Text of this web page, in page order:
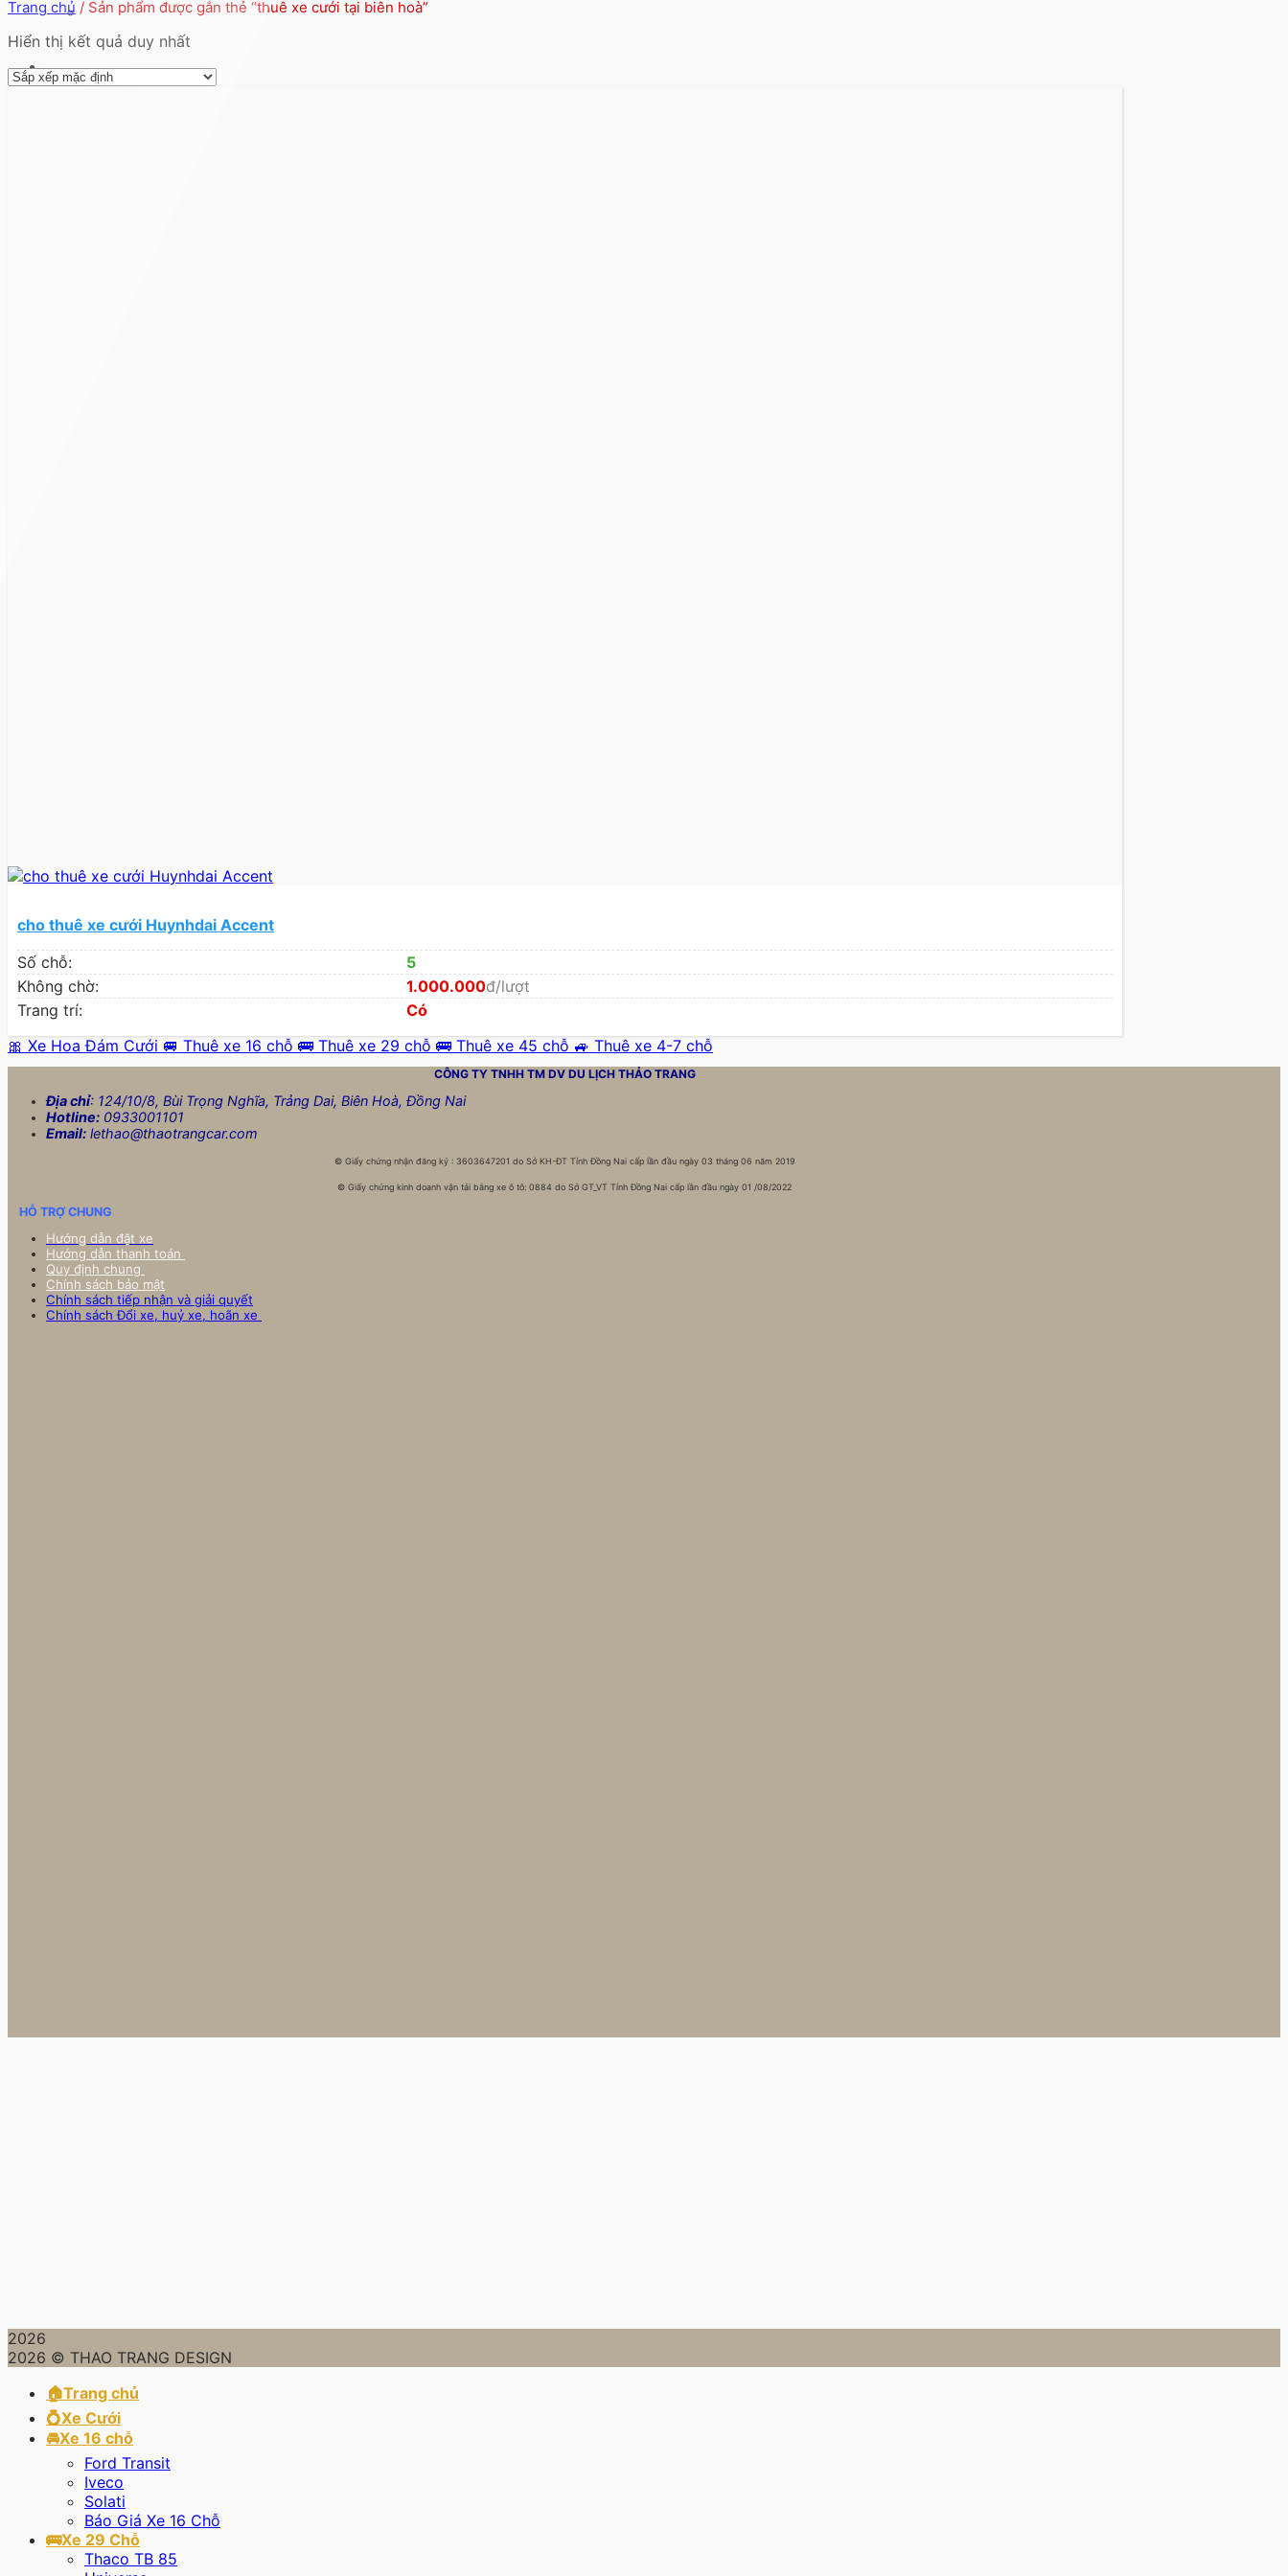
Trang chủ / Sản phẩm được gắn thẻ “thuê xe cưới tại biên hoà”
Hiển thị kết quả duy nhất
cho thuê xe cưới Huynhdai Accent
Số chỗ:
5
Không chờ:
1.000.000đ/lượt
Trang trí:
Có
🎀 Xe Hoa Đám Cưới 🚐 Thuê xe 16 chỗ 🚌 Thuê xe 29 chỗ 🚌 Thuê xe 45 chỗ 🚙 Thuê xe 4-7 chỗ
CÔNG TY TNHH TM DV DU LỊCH THẢO TRANG
Địa chỉ: 124/10/8, Bùi Trọng Nghĩa, Trảng Dai, Biên Hoà, Đồng Nai
Hotline: 0933001101
Email: lethao@thaotrangcar.com
©Giấy chứng nhận đăng ký : 3603647201 do Sở KH-ĐT Tỉnh Đồng Nai cấp lần đầu ngày 03 tháng 06 năm 2019
© Giấy chứng kinh doanh vận tải bằng xe ô tô: 0884 do Sở GT_VT Tỉnh Đồng Nai cấp lần đầu ngày 01 /08/2022
HỖ TRỢ CHUNG
Hướng dẫn đặt xe
Hướng dẫn thanh toán
Quy định chung
Chính sách bảo mật
Chính sách tiếp nhận và giải quyết
Chính sách Đổi xe, huỷ xe, hoãn xe
2026
2026 © THAO TRANG DESIGN
🏠Trang chủ
💍Xe Cưới
🚘Xe 16 chỗ
Ford Transit
Iveco
Solati
Báo Giá Xe 16 Chỗ
🚌Xe 29 Chỗ
Thaco TB 85